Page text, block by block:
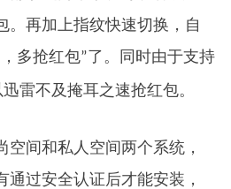
。再加上指纹快速切换，自
多抢红包”了。同时由于支持
雷不及掩耳之速抢红包。
空间和私人空间两个系统，
过安全认证后才能安装，